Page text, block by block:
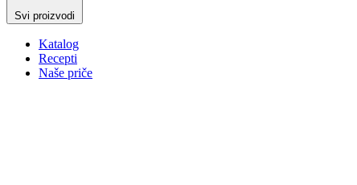
Svi proizvodi
Katalog
Recepti
Naše priče